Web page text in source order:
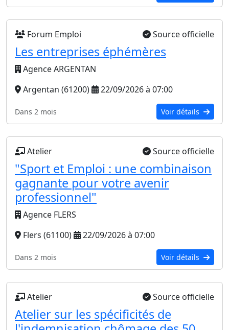
Forum Emploi Source officielle
Les entreprises éphémères
Agence ARGENTAN
Argentan (61200)
22/09/2026 à 07:00
Dans 2 mois Voir détails
Atelier Source officielle
"Sport et Emploi : une combinaison
gagnante pour votre avenir
professionnel"
Agence FLERS
Flers (61100)
22/09/2026 à 07:00
Dans 2 mois Voir détails
Atelier Source officielle
Atelier sur les spécificités de